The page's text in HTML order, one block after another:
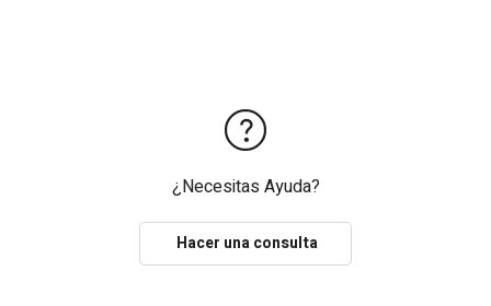
¿Necesitas Ayuda?
Hacer una consulta